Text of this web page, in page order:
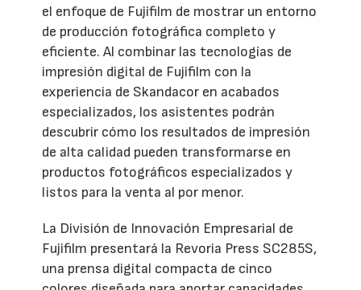
el enfoque de Fujifilm de mostrar un entorno
de producción fotográfica completo y
eficiente. Al combinar las tecnologías de
impresión digital de Fujifilm con la
experiencia de Skandacor en acabados
especializados, los asistentes podrán
descubrir cómo los resultados de impresión
de alta calidad pueden transformarse en
productos fotográficos especializados y
listos para la venta al por menor.
La División de Innovación Empresarial de
Fujifilm presentará la Revoria Press SC285S,
una prensa digital compacta de cinco